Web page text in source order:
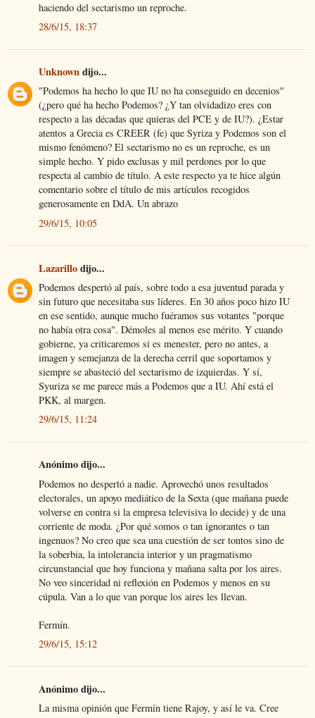
haciendo del sectarismo un reproche.
28/6/15, 18:37
Unknowndijo...
"Podemos ha hecho lo que IU no ha conseguido en decenios"
(¿pero qué ha hecho Podemos? ¿Y tan olvidadizo eres con
respecto a las décadas que quieras del PCE y de IU?). ¿Estar
atentos a Grecia es CREER (fe) que Syriza y Podemos son el
mismo fenómeno? El sectarismo no es un reproche, es un
simple hecho. Y pido exclusas y mil perdones por lo que
respecta al cambio de título. A este respecto ya te hice algún
comentario sobre el título de mis artículos recogidos
generosamente en DdA. Un abrazo
29/6/15, 10:05
Lazarillodijo...
Podemos despertó al país, sobre todo a esa juventud parada y
sin futuro que necesitaba sus líderes. En 30 años poco hizo IU
en ese sentido, aunque mucho fuéramos sus votantes "porque
no había otra cosa". Démoles al menos ese mérito. Y cuando
gobierne, ya criticaremos si es menester, pero no antes, a
imagen y semejanza de la derecha cerril que soportamos y
siempre se abasteció del sectarismo de izquierdas. Y sí,
Syuriza se me parece más a Podemos que a IU. Ahí está el
PKK, al margen.
29/6/15, 11:24
Anónimo dijo...
Podemos no despertó a nadie. Aprovechó unos resultados
electorales, un apoyo mediático de la Sexta (que mañana puede
volverse en contra si la empresa televisiva lo decide) y de una
corriente de moda. ¿Por qué somos o tan ignorantes o tan
ingenuos? No creo que sea una cuestión de ser tontos sino de
la soberbia, la intolerancia interior y un pragmatismo
circunstancial que hoy funciona y mañana salta por los aires.
No veo sinceridad ni reflexión en Podemos y menos en su
cúpula. Van a lo que van porque los aires les llevan.
Fermín.
29/6/15, 15:12
Anónimo dijo...
La misma opinión que Fermín tiene Rajoy, y así le va. Cree